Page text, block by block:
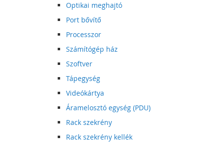
Optikai meghajtó
Port bővítő
Processzor
Számítógép ház
Szoftver
Tápegység
Videókártya
Áramelosztó egység (PDU)
Rack szekrény
Rack szekrény kellék